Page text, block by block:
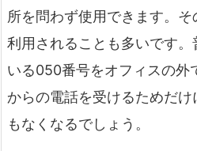
所を問わず使用できます。
利用されることも多いです
いる050番号をオフィスの外
からの電話を受けるためだけ
もなくなるでしょう。